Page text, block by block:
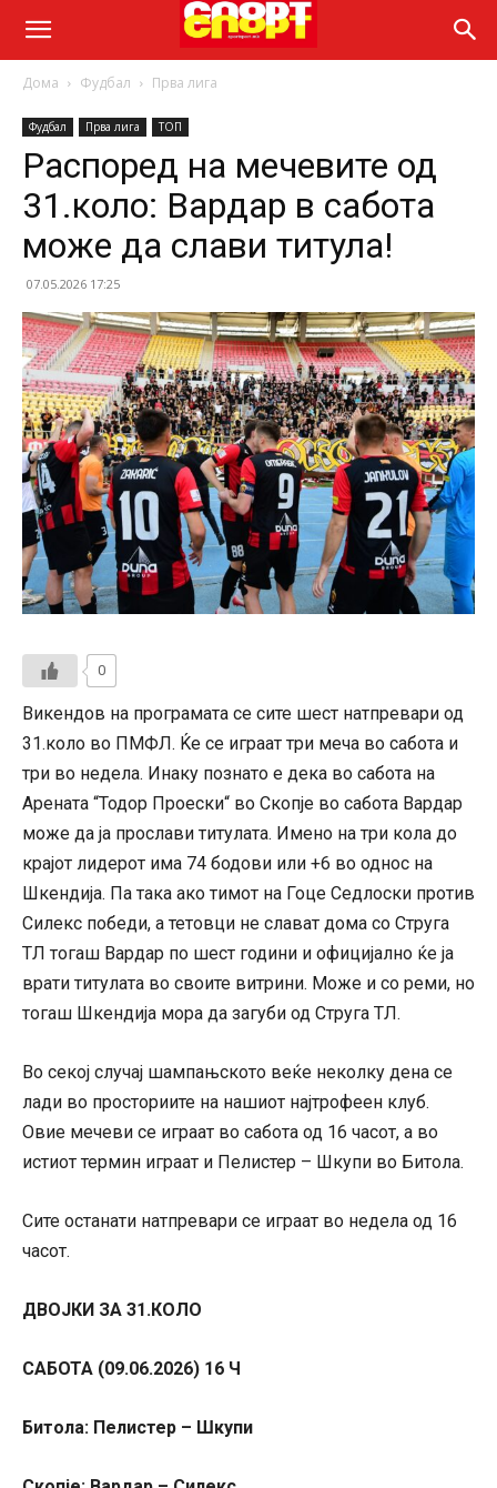
Дома Фудбал Прва лига
Фудбал Прва лига ТОП
Распоред на мечевите од
31.коло: Вардар в сабота
може да слави титула!
07.05.2026 17:25
0
Викендов на програмата се сите шест натпревари од
31.коло во ПМФЛ. Ќе се играат три меча во сабота и
три во недела. Инаку познато е дека во сабота на
Арената “Тодор Проески“ во Скопје во сабота Вардар
може да ја прослави титулата. Имено на три кола до
крајот лидерот има 74 бодови или +6 во однос на
Шкендија. Па така ако тимот на Гоце Седлоски против
Силекс победи, а тетовци не слават дома со Струга
ТЛ тогаш Вардар по шест години и официјално ќе ја
врати титулата во своите витрини. Може и со реми, но
тогаш Шкендија мора да загуби од Струга ТЛ.
Во секој случај шампањското веќе неколку дена се
лади во просториите на нашиот најтрофеен клуб.
Овие мечеви се играат во сабота од 16 часот, а во
истиот термин играат и Пелистер – Шкупи во Битола.
Сите останати натпревари се играат во недела од 16
часот.
ДВОЈКИ ЗА 31.КОЛО
САБОТА (09.06.2026) 16 Ч
Битола: Пелистер – Шкупи